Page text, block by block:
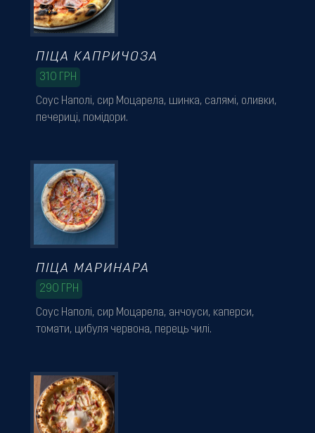
Соус Наполі, сир Моцарела, шинка, салямі, оливки,
печериці, помідори.
ПІЦА КАПРИЧОЗА
310 ГРН
Соус Наполі, сир Моцарела, анчоуси, каперси,
томати, цибуля червона, перець чилі.
ПІЦА МАРИНАРА
290 ГРН